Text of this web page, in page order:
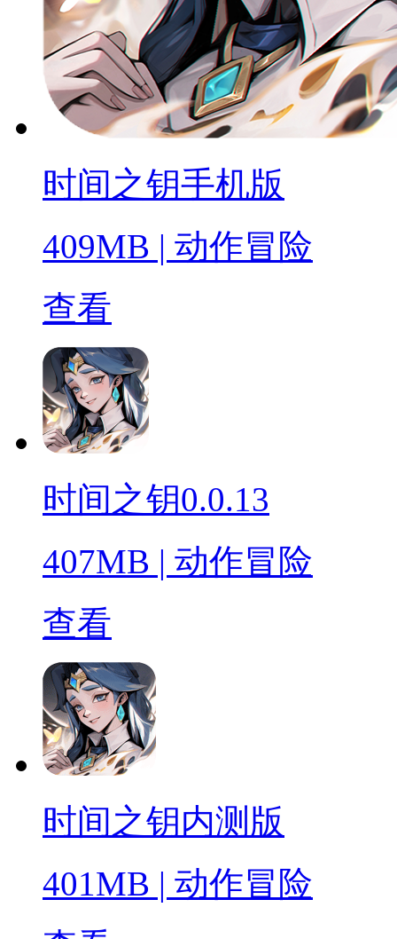
时间之钥手机版
409MB | 动作冒险
查看
时间之钥0.0.13
407MB | 动作冒险
查看
时间之钥内测版
401MB | 动作冒险